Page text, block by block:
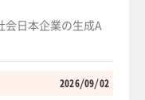
会日本企業の生成A
2026/09/02